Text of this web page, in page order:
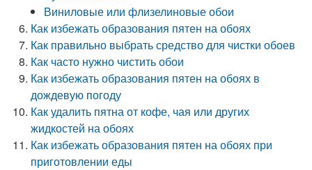
Виниловые или флизелиновые обои
Как избежать образования пятен на обоях
Как правильно выбрать средство для чистки обоев
Как часто нужно чистить обои
Как избежать образования пятен на обоях в
дождевую погоду
Как удалить пятна от кофе, чая или других
жидкостей на обоях
Как избежать образования пятен на обоях при
приготовлении еды